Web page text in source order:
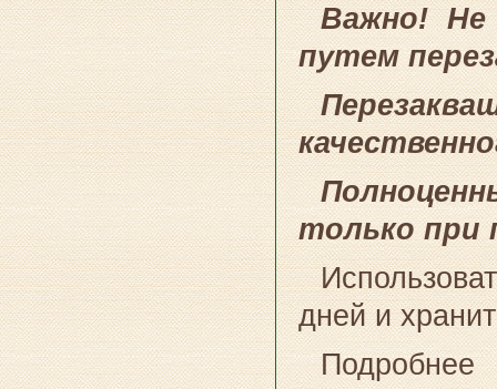
Важно! Не
путем
только при
дней и